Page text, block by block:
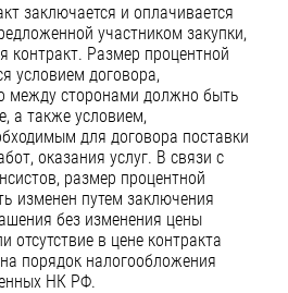
заключается и оплачивается
участником закупки,
контракт. Размер процентной
условием договора,
между сторонами должно быть
а также условием,
для договора поставки
оказания услуг. В связи с
размер процентной
изменен путем заключения
без изменения цены
отсутствие в цене контракта
порядок налогообложения
НК РФ.